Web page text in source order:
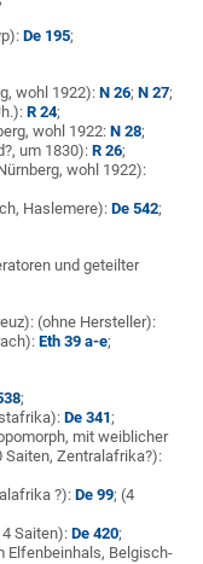
De 195;
wohl 1922):N 26;N 27;
R 24;
wohl 1922:N 28;
um 1830):R 26;
wohl 1922):
Haslemere):De 542;
und geteilter
(ohne Hersteller):
Eth 39 a-e;
;
De 341;
mit weiblicher
Saiten, Zentralafrika?):
?):De 99; (4
4 Saiten):De 420;
Elfenbeinhals, Belgisch-